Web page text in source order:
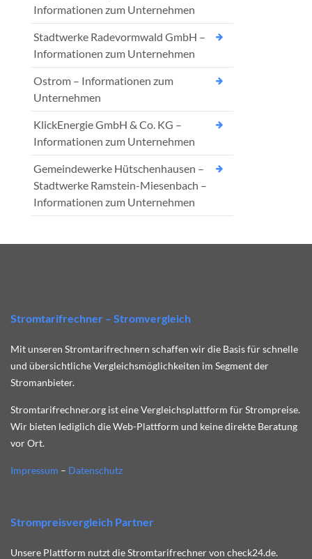
Informationen zum Unternehmen
Stadtwerke Radevormwald GmbH –
Informationen zum Unternehmen
Ostrom – Informationen zum
Unternehmen
KlickEnergie GmbH & Co. KG –
Informationen zum Unternehmen
Gemeindewerke Hütschenhausen –
Stadtwerke Ramstein-Miesenbach –
Informationen zum Unternehmen
Stromtarifrechner – Stromvergleich
Mit unseren Stromtarifrechnern schaffen wir die Basis für schnelle
und übersichtliche Vergleichsmöglichkeiten im Segment der
Stromanbieter.
Stromtarifrechner.org ist eine Vergleichsplattform für Strompreise.
Wir bieten lediglich die Web-Plattform und keine direkte Beratung
vor Ort.
Impressum – Datenschutz
Strompreisvergleich Partner
Unsere Plattform nutzt die Stromtarifrechner von check24.de.